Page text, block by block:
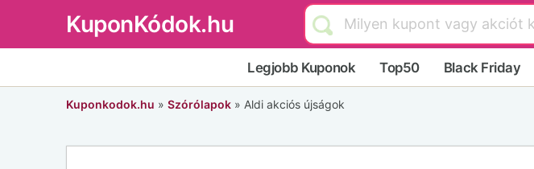
KuponKódok.hu
Legjobb Kuponok Top50 Black Friday
Kuponkodok.hu » Szórólapok » Aldi akciós újságok